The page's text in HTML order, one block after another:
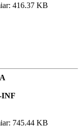
416.37 KB
INF
745.44 KB